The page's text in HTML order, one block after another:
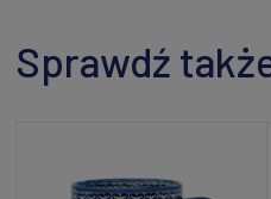
Sprawdź